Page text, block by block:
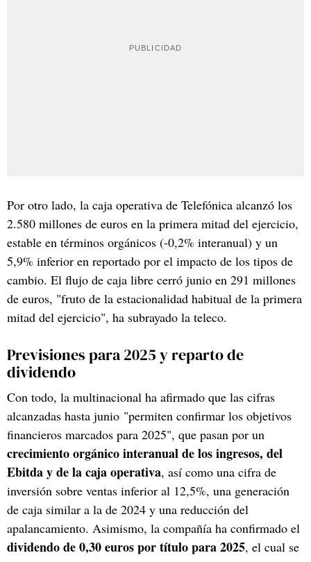
Por otro lado, la caja operativa de Telefónica alcanzó los
2.580 millones de euros en la primera mitad del ejercicio,
estable en términos orgánicos (-0,2% interanual) y un
5,9% inferior en reportado por el impacto de los tipos de
cambio. El flujo de caja libre cerró junio en 291 millones
de euros, "fruto de la estacionalidad habitual de la primera
mitad del ejercicio", ha subrayado la teleco.
Previsiones para 2025 y reparto de
dividendo
Con todo, la multinacional ha afirmado que las cifras
alcanzadas hasta junio "permiten confirmar los objetivos
financieros marcados para 2025", que pasan por un
crecimiento orgánico interanual de los ingresos, del
Ebitda y de la caja operativa, así como una cifra de
inversión sobre ventas inferior al 12,5%, una generación
de caja similar a la de 2024 y una reducción del
apalancamiento. Asimismo, la compañía ha confirmado el
dividendo de 0,30 euros por título para 2025, el cual se